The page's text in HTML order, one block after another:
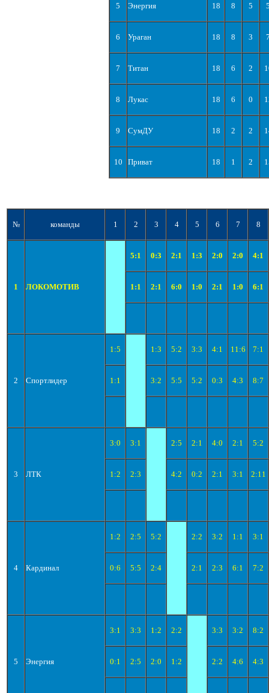
5 Энергия 18 8 5
6 Ураган 18 8 3
7 Титан 18 6 2
8 Лукас 18 6 0
9 СумДУ 18 2 2
10 Приват 18 1 2
№ команды 1 2 3 4 5 6 7 8
1 ЛОКОМОТИВ
5:1 0:3 2:1 1:3 2:0 2:0 4:1
1:1 2:1 6:0 1:0 2:1 1:0 6:1
2 Спортлидер
1:5 1:3 5:2 3:3 4:1 11:6 7:1
1:1 3:2 5:5 5:2 0:3 4:3 8:7
3 ЛТК
3:0 3:1 2:5 2:1 4:0 2:1 5:2
1:2 2:3 4:2 0:2 2:1 3:1 2:11
4 Кардинал
1:2 2:5 5:2 2:2 3:2 1:1 3:1
0:6 5:5 2:4 2:1 2:3 6:1 7:2
5 Энергия
3:1 3:3 1:2 2:2 3:3 3:2 8:2
0:1 2:5 2:0 1:2 2:2 4:6 4:3